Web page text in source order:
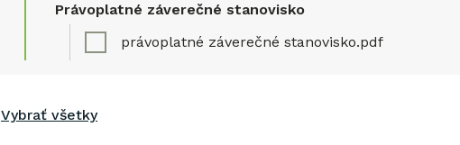
Právoplatné záverečné stanovisko
právoplatné záverečné stanovisko.pdf
Vybrať všetky